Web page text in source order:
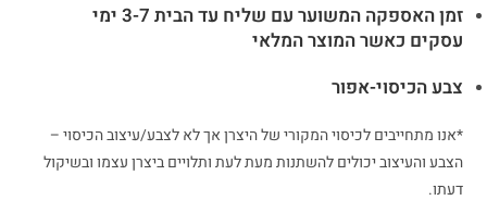
זמן האספקה המשוער עם שליח עד הבית 3-7 ימי
עסקים כאשר המוצר המלאי
צבע הכיסוי-אפור
*אנו מתחייבים לכיסוי המקורי של היצרן אך לא לצבע/עיצוב הכיסוי–
הצבע והעיצוב יכולים להשתנות מעת לעת ותלויים ביצרן עצמו ובשיקול
דעתו.